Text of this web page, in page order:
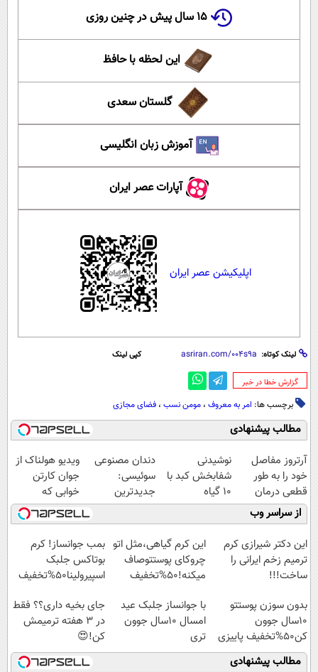
۱۵ سال پیش در چنین روزی
این لحظه با حافظ
گلستان سعدی
آموزش زبان انگلیسی
آپارات عصر ایران
اپلیکیشن عصر ایران
لینک کوتاه: کپی لینک
‌گزارش خطا در خبر
برچسب ها: امر به معروف ، مومن نسب ، فضای مجازی
مطالب پیشنهادی
آرتروز مفاصل
خود را به طور
قطعی درمان
کنید!
◗پرسش‌نامه◖
نوشیدنی
شفابخش کبد با
10 گیاه
موثر(تخفیف تا
امشب)
دندان مصنوعی
سوئیسی:
جدیدترین
فناوری اروپا،
سبک و مقاوم |
پرداخت قسطی
ویدیو هولناک از
جوان کارتن
خوابی که
میلیاردر شد.
آموزش رایگان
از سراسر وب
این دکتر شیرازی کرم
ترمیم زخم ایرانی را
ساخت!!!
این کرم گیاهی،مثل اتو
چروکای پوستتوصاف
میکنه!50%تخفیف
بمب جوانساز! کرم
بوتاکس جلبک
اسپیرولینا50%تخفیف
بدون سوزن پوستتو
10سال جوون
کن50%تخفیف پاییزی
با جوانساز جلبک عید
امسال ۱۰سال جوون
تری
جای بخیه داری؟؟ فقط
در 3 هفته ترمیمش
کن!😍
مطالب پیشنهادی